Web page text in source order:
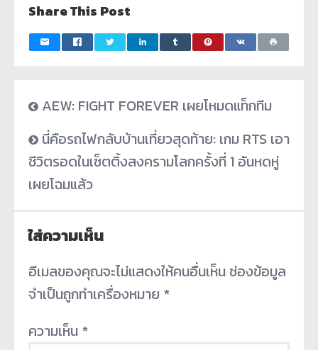
Share This Post
AEW: FIGHT FOREVER เผยโหมดแท็กทีม
นี่คือรถไฟกลับบ้านเที่ยวสุดท้าย: เกม RTS เอา
ชีวิตรอดในเซ็ตติ้งสงครามโลกครั้งที่ 1 อันหดหู่
เผยโฉมแล้ว
ใส่ความเห็น
อีเมลของคุณจะไม่แสดงให้คนอื่นเห็น ช่องข้อมูล
จำเป็นถูกทำเครื่องหมาย *
ความเห็น *